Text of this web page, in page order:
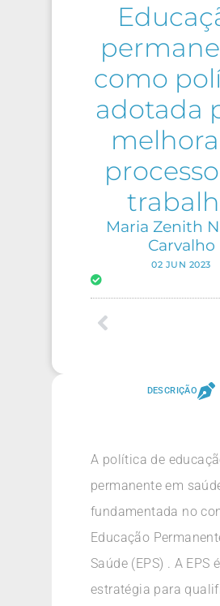
como
adotada
Maria Zenith
Carvalho
02 JUN 2023
DESCRIÇÃO
A política de
permanente em
fundamentada no
Educação
Saúde (EPS) . A EPS
estratégia para